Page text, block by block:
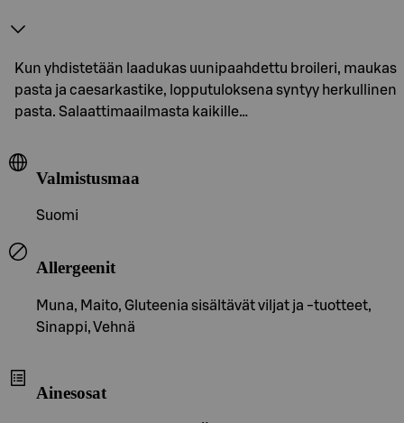
Kun yhdistetään laadukas uunipaahdettu broileri, maukas
pasta ja caesarkastike, lopputuloksena syntyy herkullinen
pasta. Salaattimaailmasta kaikille…
Valmistusmaa
Suomi
Allergeenit
Muna, Maito, Gluteenia sisältävät viljat ja -tuotteet,
Sinappi, Vehnä
Ainesosat